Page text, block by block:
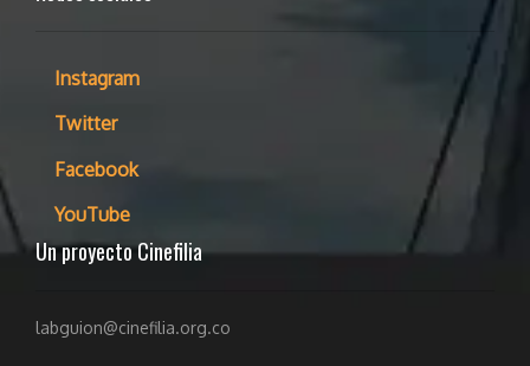
Instagram
Twitter
Facebook
YouTube
Un proyecto Cinefilia
labguion@cinefilia.org.co